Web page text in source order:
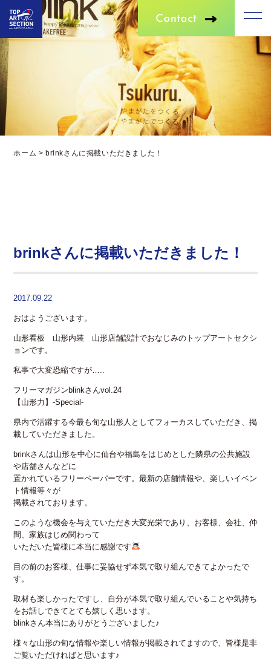
ホーム > brinkさんに掲載いただきました！
brinkさんに掲載いただきました！
2017.09.22
おはようございます。
山形看板 山形内装 山形店舗設計でおなじみのトップアートセクシ
ョンです。
私事で大変恐縮ですが…..
フリーマガジンblinkさんvol.24
【山形力】-Special-
県内で活躍する今最も旬な山形人としてフォーカスしていただき、掲
載していただきました。
brinkさんは山形を中心に仙台や福島をはじめとした隣県の公共施設
や店舗さんなどに
置かれているフリーペーパーです。最新の店舗情報や、楽しいイベン
ト情報等々が
掲載されております。
このような機会を与えていただき大変光栄であり、お客様、会社、仲
間、家族はじめ関わって
いただいた皆様に本当に感謝です
目の前のお客様、仕事に妥協せず本気で取り組んできてよかったで
す。
取材も楽しかったですし、自分が本気で取り組んでいることや気持ち
をお話しできてとても嬉しく思います。
blinkさん本当にありがとうございました♪
様々な山形の旬な情報や楽しい情報が掲載されてますので、皆様是非
ご覧いただければと思います♪